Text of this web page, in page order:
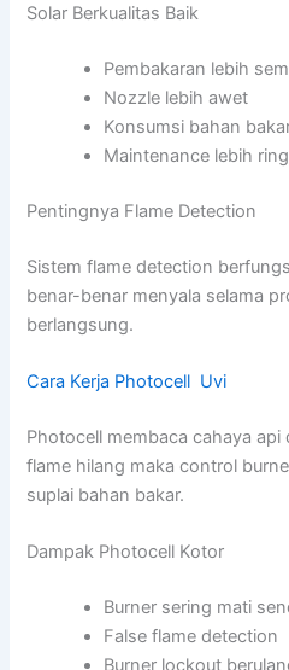
Solar Berkualitas Baik
Pembakaran lebih
Nozzle lebih awet
Konsumsi bahan
Maintenance lebih
Pentingnya Flame Detection
Sistem flame detection
benar-benar menyala selama
berlangsung.
Cara Kerja Photocell Uvi
Photocell membaca cahaya api
flame hilang maka control
suplai bahan bakar.
Dampak Photocell Kotor
Burner sering mati
False flame detection
Burner lockout